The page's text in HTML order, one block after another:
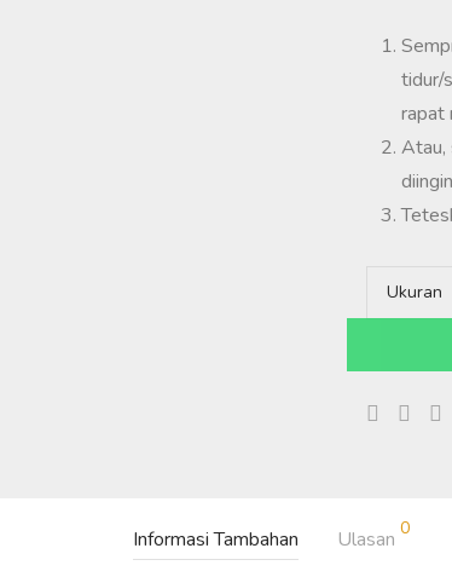
tidur/
rapat
Atau,
Ukuran
Informasi Tambahan Ulasan 0